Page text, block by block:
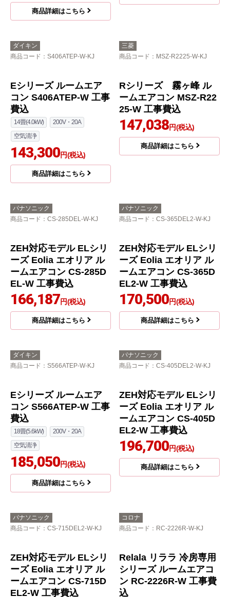
商品詳細はこちら
ダイキン
商品コード ：S406ATEP-W-KJ
Eシリーズ ルームエア
コン S406ATEP-W 工事
費込
14畳(4.0kW)
200V・20A
空気清浄
143,300円(税込)
商品詳細はこちら
三菱
商品コード ：MSZ-R2225-W-KJ
Rシリーズ 霧ヶ峰 ル
ームエアコン MSZ-R22
25-W 工事費込
147,038円(税込)
商品詳細はこちら
パナソニック
商品コード ：CS-285DEL-W-KJ
ZEH対応モデル ELシリ
ーズ Eolia エオリア ル
ームエアコン CS-285D
EL-W 工事費込
166,187円(税込)
商品詳細はこちら
パナソニック
商品コード ：CS-365DEL2-W-KJ
ZEH対応モデル ELシリ
ーズ Eolia エオリア ル
ームエアコン CS-365D
EL2-W 工事費込
170,500円(税込)
商品詳細はこちら
ダイキン
商品コード ：S566ATEP-W-KJ
Eシリーズ ルームエア
コン S566ATEP-W 工事
費込
18畳(5.6kW)
200V・20A
空気清浄
185,050円(税込)
商品詳細はこちら
パナソニック
商品コード ：CS-405DEL2-W-KJ
ZEH対応モデル ELシリ
ーズ Eolia エオリア ル
ームエアコン CS-405D
EL2-W 工事費込
196,700円(税込)
商品詳細はこちら
パナソニック
商品コード ：CS-715DEL2-W-KJ
ZEH対応モデル ELシリ
ーズ Eolia エオリア ル
ームエアコン CS-715D
EL2-W 工事費込
コロナ
商品コード ：RC-2226R-W-KJ
Relala リララ 冷房専用
シリーズ ルームエアコ
ン RC-2226R-W 工事費
込